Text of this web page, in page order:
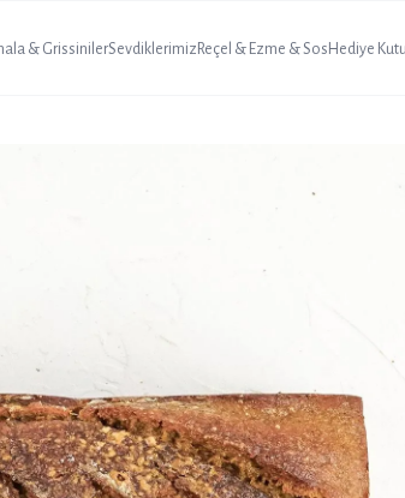
& GrissinilerSevdiklerimiz Reçel & Ezme & Sos Hediye